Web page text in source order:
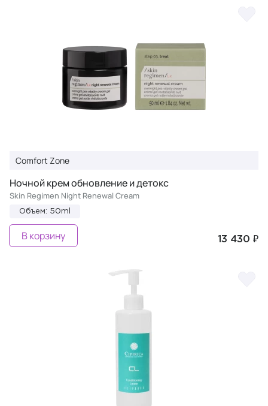
Comfort Zone
Ночной крем обновление и детокс
Skin Regimen Night Renewal Cream
Объем: 50ml
13 430 ₽
В корзину